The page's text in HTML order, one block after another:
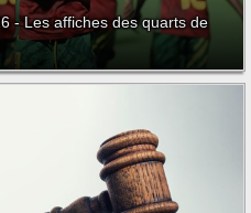
- Les affiches des quarts de